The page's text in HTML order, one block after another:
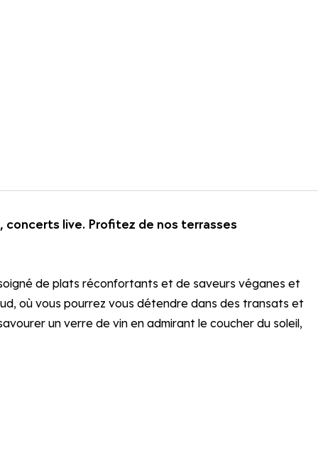
concerts live. Profitez de nos terrasses
de plats réconfortants et de saveurs véganes et
où vous pourrez vous détendre dans des transats et
un verre de vin en admirant le coucher du soleil,